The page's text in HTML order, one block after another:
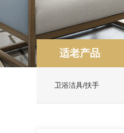
适老产品
卫浴洁具/扶手